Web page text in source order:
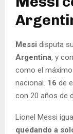
Messi disputa
Argentina, y
como el
nacional. 16 de
con 20 años de
Lionel Messi
quedando a